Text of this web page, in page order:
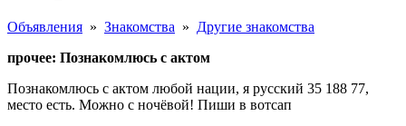
Объявления » Знакомства » Другие знакомства
прочее: Познакомлюсь с актом
Познакомлюсь с актом любой нации, я русский 35 188 77,
место есть. Можно с ночёвой! Пиши в вотсап